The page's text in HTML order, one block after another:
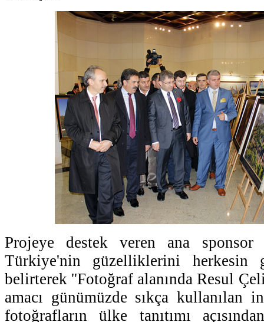
Projeye destek veren ana
Türkiye'nin güzelliklerini herkesin
belirterek ''Fotoğraf alanında Resul
amacı günümüzde sıkça kullanılan
fotoğrafların ülke tanıtımı